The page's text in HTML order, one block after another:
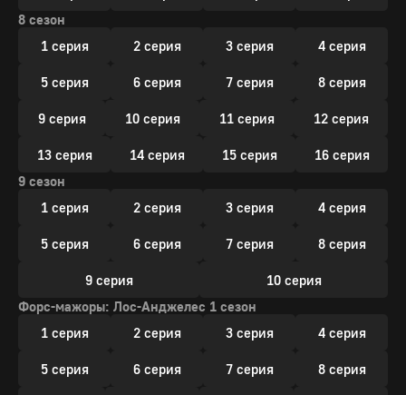
8 сезон
1 серия
2 серия 3 серия 4 серия
5 серия 6 серия 7 серия 8 серия
9 серия 10 серия 11 серия 12 серия
13 серия 14 серия 15 серия
16 серия
9 сезон
1 серия
2 серия 3 серия 4 серия
5 серия 6 серия 7 серия 8 серия
9 серия
10 серия
Форс-мажоры: Лос-Анджелес 1 сезон
1 серия
2 серия 3 серия 4 серия
5 серия 6 серия 7 серия 8 серия